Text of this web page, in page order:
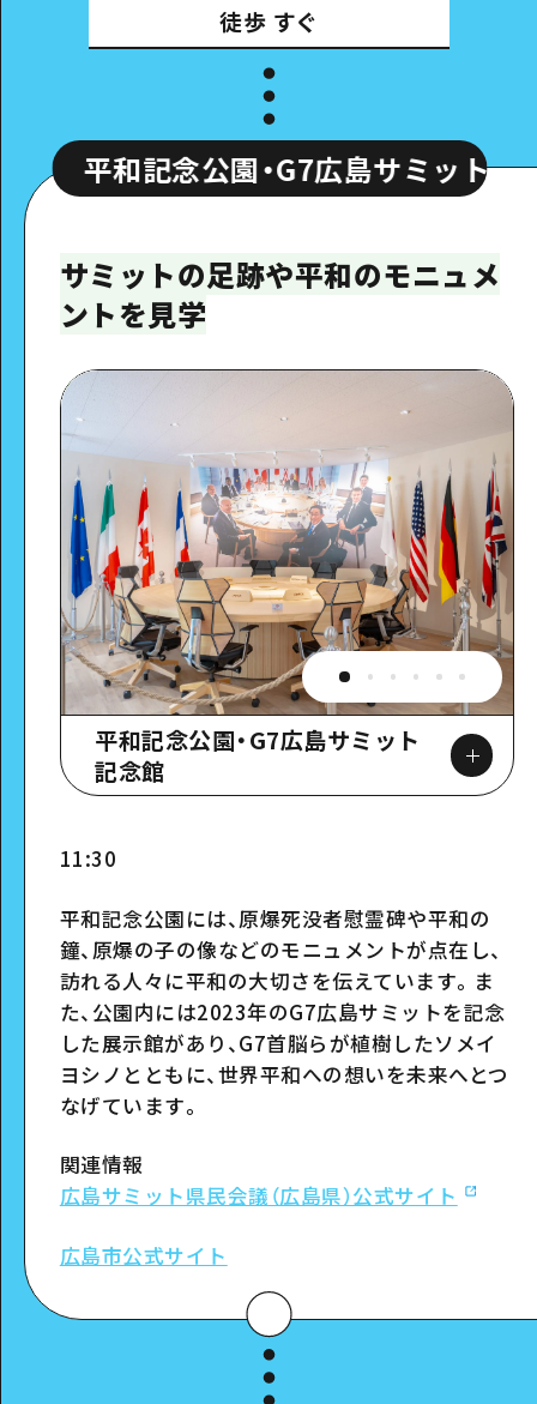
徒歩 すぐ
公園・G7広島サミット記念館 平
サミットの足跡や平和のモニュメ
ントを見学
平和記念公園・G7広島サミット
記念館
スポット詳細
11:30
平和記念公園には、原爆死没者慰霊碑や平和の
鐘、原爆の子の像などのモニュメントが点在し、
訪れる人々に平和の大切さを伝えています。ま
た、公園内には2023年のG7広島サミットを記念
した展示館があり、 G7首脳らが植樹したソメイ
ヨシノとともに、世界平和への想いを未来へとつ
なげています。
関連情報
広島サミット県民会議（広島県）公式サイト
広島市公式サイト